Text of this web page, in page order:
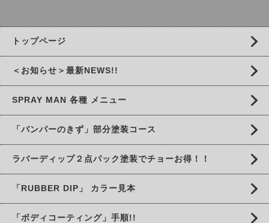
トップページ
＜お知らせ＞最新NEWS!!
SPRAY MAN 各種 メニュー
「バンパーのきず」部分塗装コース
ラバーディップ２点パック塗装でチョーお得！！
「RUBBER DIP」 カラー見本
「ボディコーティング」手順!!